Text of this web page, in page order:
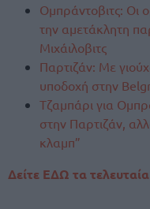
Ομπράντοβιτς: Οι
την αμετάκλητη
Μιχάιλοβιτς
Παρτιζάν: Με
υποδοχή στην
Τζαμπάρι για
στην Παρτιζάν,
κλαμπ”
Δείτε ΕΔΩ τα